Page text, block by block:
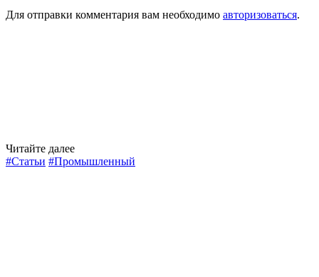
Для отправки комментария вам необходимо авторизоваться.
Читайте далее
#Статьи #Промышленный